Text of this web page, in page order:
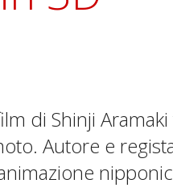
di Shinji
Autore e